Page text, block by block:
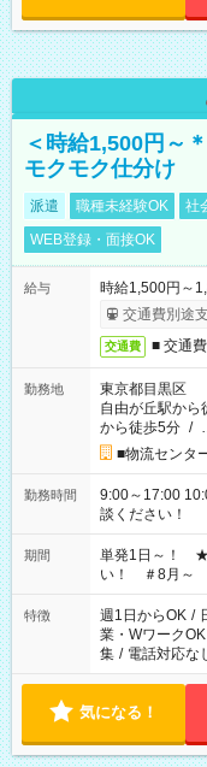
＜時給1,500円～
モクモク仕分け
派遣 職種未経験OK 社
WEB登録・面接OK
給与
時給1,500円～
交通費別途
交通費 ■ 交通
勤務地
東京都目黒区
自由が丘駅から
から徒歩5分 /
■物流センタ
勤務時間
9:00～17:00 10:00～19:00
談ください！
期間
単発1日～！ ★
い！ ＃8月～
特徴 週1日からOK /
業・WワークOK
集 / 電話対応な
気になる！